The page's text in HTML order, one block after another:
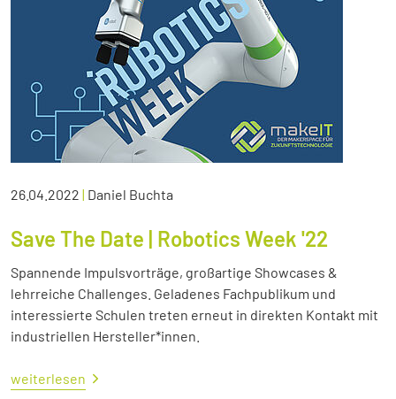
26.04.2022 | Daniel Buchta
Save The Date | Robotics Week '22
Spannende Impulsvorträge, großartige Showcases &
lehrreiche Challenges. Geladenes Fachpublikum und
interessierte Schulen treten erneut in direkten Kontakt mit
industriellen Hersteller*innen.
weiterlesen